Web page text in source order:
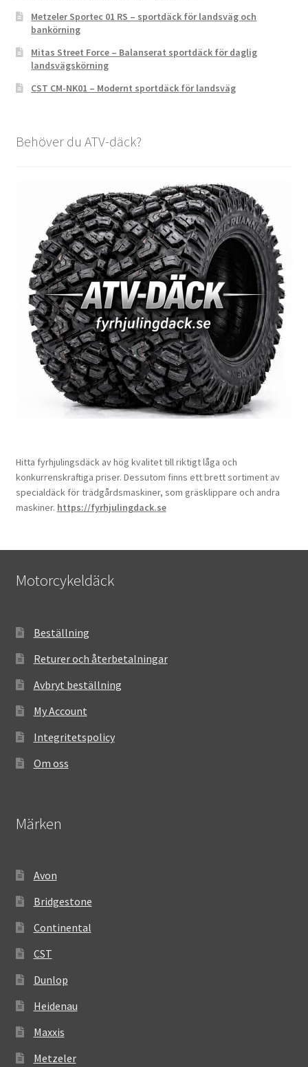
Metzeler Sportec 01 RS – sportdäck för landsväg och
bankörning
Mitas Street Force – Balanserat sportdäck för daglig
landsvägskörning
CST CM-NK01 – Modernt sportdäck för landsväg
Behöver du ATV-däck?
Hitta fyrhjulingsdäck av hög kvalitet till riktigt låga och
konkurrenskraftiga priser. Dessutom finns ett brett sortiment av
specialdäck för trädgårdsmaskiner, som gräsklippare och andra
maskiner. https://fyrhjulingdack.se
Motorcykeldäck
Beställning
Returer och återbetalningar
Avbryt beställning
My Account
Integritetspolicy
Om oss
Märken
Avon
Bridgestone
Continental
CST
Dunlop
Heidenau
Maxxis
Metzeler